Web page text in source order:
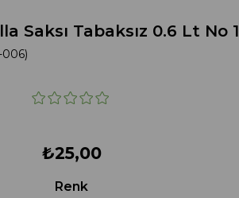
Saksı Tabaksız 0.6 Lt No 1
006)
₺25,00
Renk